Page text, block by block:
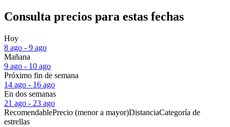
Consulta precios para estas fechas
Hoy
8 ago - 9 ago
Mañana
9 ago - 10 ago
Próximo fin de semana
14 ago - 16 ago
En dos semanas
21 ago - 23 ago
RecomendablePrecio (menor a mayor)DistanciaCategoría de
estrellas